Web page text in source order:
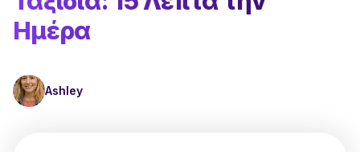
Ημέρα
Ashley